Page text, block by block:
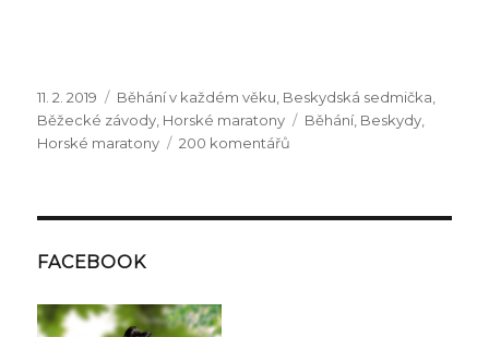
Publikováno:
11. 2. 2019 Rubriky:
Běhání v každém věku, Beskydská sedmička,
Běžecké závody, Horské maratony Štítky:
Běhání, Beskydy,
Horské maratony
200 komentářů
FACEBOOK